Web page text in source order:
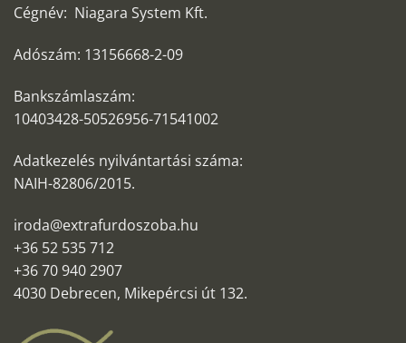
Cégnév: Niagara System Kft.
Adószám: 13156668-2-09
Bankszámlaszám:
10403428-50526956-71541002
Adatkezelés nyilvántartási száma:
NAIH-82806/2015.
iroda@extrafurdoszoba.hu
+36 52 535 712
+36 70 940 2907
4030 Debrecen, Mikepércsi út 132.